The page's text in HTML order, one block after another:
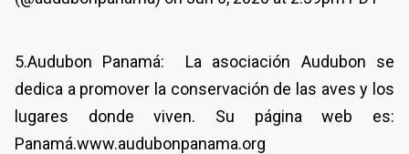
5.Audubon Panamá: La asociación Audubon se
dedica a promover la conservación de las aves y los
lugares donde viven. Su página web es:
Panamá.www.audubonpanama.org